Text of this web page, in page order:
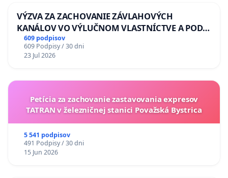
VÝZVA ZA ZACHOVANIE ZÁVLAHOVÝCH
KANÁLOV VO VÝLUČNOM VLASTNÍCTVE A POD
KONTROLOU SLOVENSKEJ REPUBLIKY & žiadosť
na riešenie zanedbaného stavu závlahových a
odvodňovacích kanálov na Slovensku
609 podpisov
609 Podpisy / 30 dni
23 Jul 2026
Petícia za zachovanie zastavovania expresov
TATRAN v železničnej stanici Považská Bystrica
5 541 podpisov
491 Podpisy / 30 dni
15 Jun 2026